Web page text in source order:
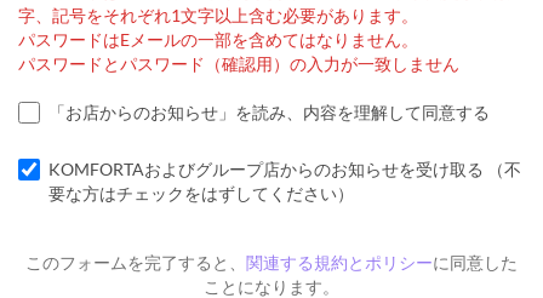
字、記号をそれぞれ1文字以上含む必要があります。
パスワードはEメールの一部を含めてはなりません。
パスワードとパスワード（確認用）の入力が一致しません
「お店からのお知らせ」を読み、内容を理解して同意する
KOMFORTAおよびグループ店からのお知らせを受け取る （不
要な方はチェックをはずしてください）
このフォームを完了すると、 関連する規約とポリシーに同意した
ことになります。